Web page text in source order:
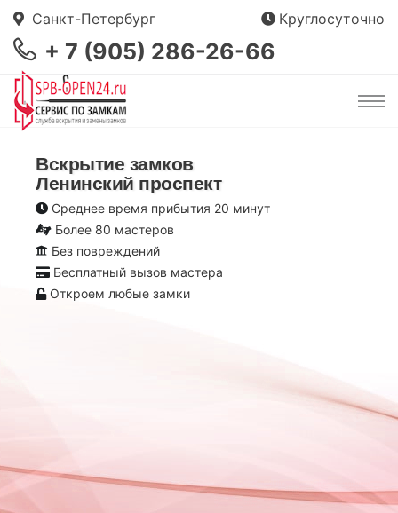
Санкт-Петербург Круглосуточно
+ 7 (905) 286-26-66
Вскрытие замков
Ленинский проспект
Среднее время прибытия 20 минут
Более 80 мастеров
Без повреждений
Бесплатный вызов мастера
Откроем любые замки